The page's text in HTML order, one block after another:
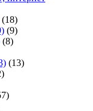
(18)
(9)
(8)
(13)